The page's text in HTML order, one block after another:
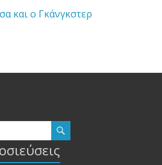
και ο Γκάνγκστερ